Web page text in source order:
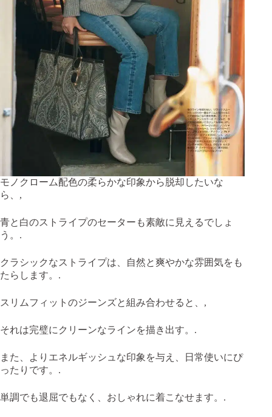
モノクローム配色の柔らかな印象から脱却したいな
ら、,
青と白のストライプのセーターも素敵に見えるでしょ
う。.
クラシックなストライプは、自然と爽やかな雰囲気をも
たらします。.
スリムフィットのジーンズと組み合わせると、,
それは完璧にクリーンなラインを描き出す。.
また、よりエネルギッシュな印象を与え、日常使いにぴ
ったりです。.
単調でも退屈でもなく、おしゃれに着こなせます。.